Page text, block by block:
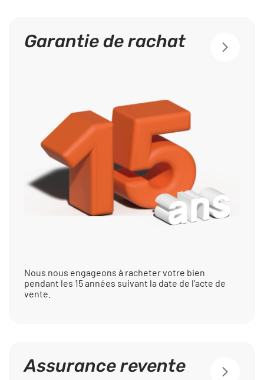
Garantie de rachat
Nous nous engageons à racheter votre bien
pendant les 15 années suivant la date de l’acte de
vente.
Assurance revente